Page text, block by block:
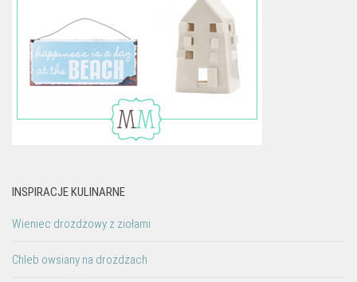
INSPIRACJE KULINARNE
Wieniec drożdżowy z ziołami
Chleb owsiany na drożdżach